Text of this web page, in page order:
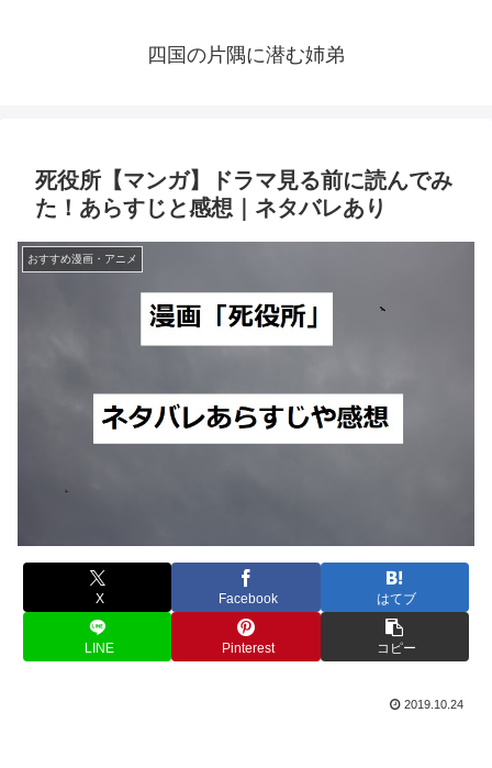
四国の片隅に潜む姉弟
死役所【マンガ】ドラマ見る前に読んでみ
た！あらすじと感想｜ネタバレあり
おすすめ漫画・アニメ
X Facebook はてブ
LINE Pinterest コピー
2019.10.24